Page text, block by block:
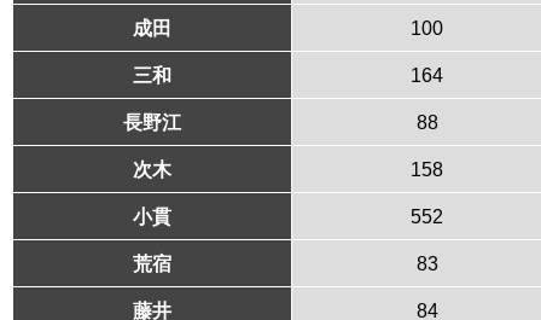
成田 100
三和 164
長野江 88
次木 158
小貫 552
荒宿 83
藤井 84